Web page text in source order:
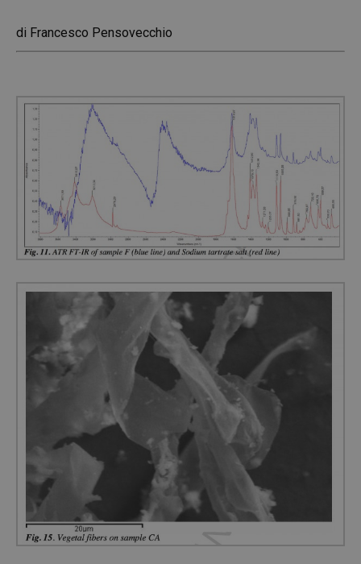
di Francesco Pensovecchio